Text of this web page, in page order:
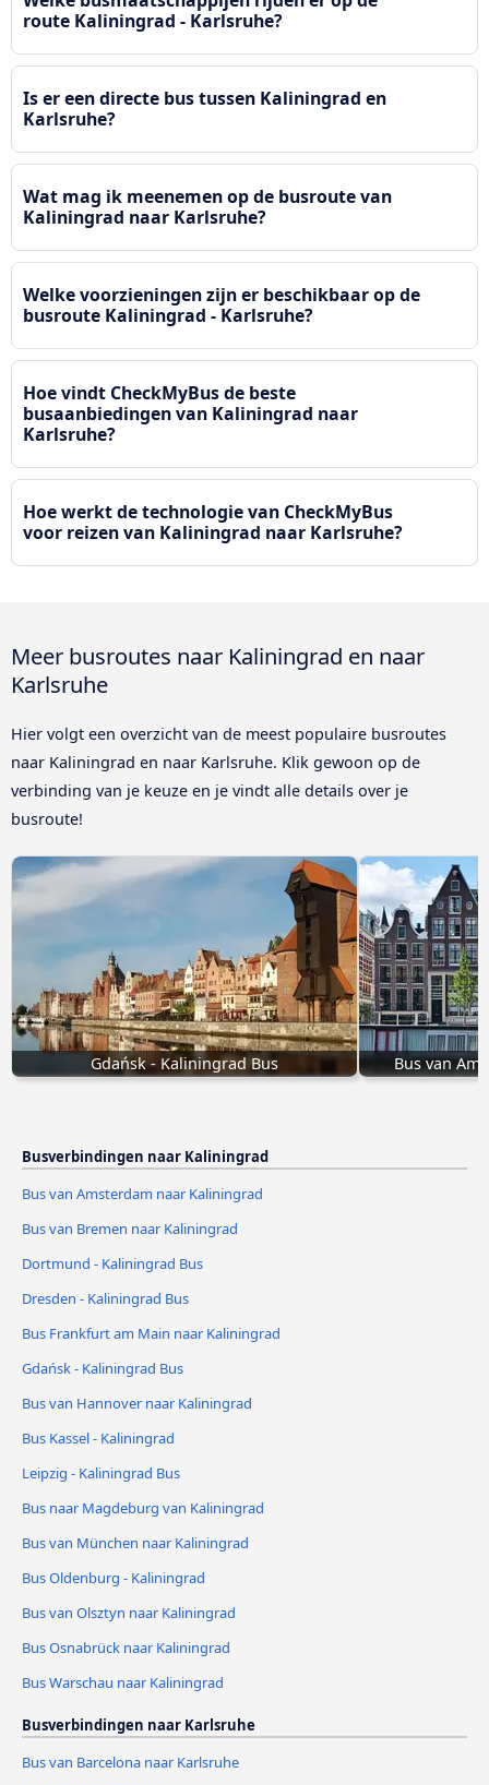
route Kaliningrad - Karlsruhe?
Is er een directe bus tussen Kaliningrad en
Karlsruhe?
Wat mag ik meenemen op de busroute van
Kaliningrad naar Karlsruhe?
Welke voorzieningen zijn er beschikbaar op de
busroute Kaliningrad - Karlsruhe?
Hoe vindt CheckMyBus de beste
busaanbiedingen van Kaliningrad naar
Karlsruhe?
Hoe werkt de technologie van CheckMyBus
voor reizen van Kaliningrad naar Karlsruhe?
Meer busroutes naar Kaliningrad en naar
Karlsruhe
Hier volgt een overzicht van de meest populaire busroutes
naar Kaliningrad en naar Karlsruhe. Klik gewoon op de
verbinding van je keuze en je vindt alle details over je
busroute!
Gdańsk - Kaliningrad Bus Bus van
Busverbindingen naar Kaliningrad
Bus van Amsterdam naar Kaliningrad
Bus van Bremen naar Kaliningrad
Dortmund - Kaliningrad Bus
Dresden - Kaliningrad Bus
Bus Frankfurt am Main naar Kaliningrad
Gdańsk - Kaliningrad Bus
Bus van Hannover naar Kaliningrad
Bus Kassel - Kaliningrad
Leipzig - Kaliningrad Bus
Bus naar Magdeburg van Kaliningrad
Bus van München naar Kaliningrad
Bus Oldenburg - Kaliningrad
Bus van Olsztyn naar Kaliningrad
Bus Osnabrück naar Kaliningrad
Bus Warschau naar Kaliningrad
Busverbindingen naar Karlsruhe
Bus van Barcelona naar Karlsruhe